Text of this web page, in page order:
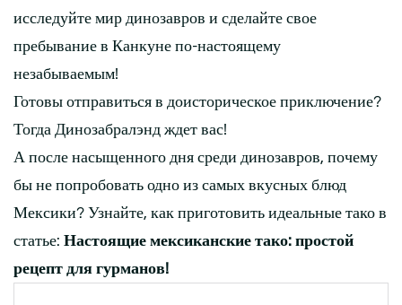
исследуйте мир динозавров и сделайте свое
пребывание в Канкуне по-настоящему
незабываемым!
Готовы отправиться в доисторическое приключение?
Тогда Динозабралэнд ждет вас!
А после насыщенного дня среди динозавров, почему
бы не попробовать одно из самых вкусных блюд
Мексики? Узнайте, как приготовить идеальные тако в
статье: Настоящие мексиканские тако: простой
рецепт для гурманов!